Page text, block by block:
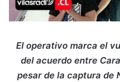
El operativo marca el
del acuerdo entre
pesar de la captura de